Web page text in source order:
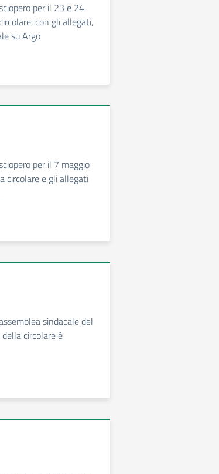
per il 23 e 24
con gli allegati,
su Argo
per il 7 maggio
circolare e gli allegati
sindacale del
circolare è